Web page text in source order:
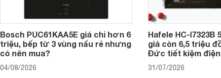
Bosch PUC61KAA5E giá chỉ hơn 6
triệu, bếp từ 3 vùng nấu rẻ nhưng
có nên mua?
04/08/2026
Hafele HC-I7323B
giá còn 6,5 triệu
Đức tiết kiệm
31/07/2026